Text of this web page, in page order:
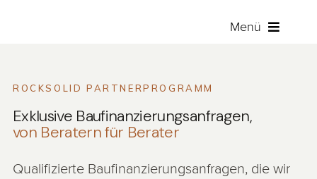
Menü
ROCKSOLID PARTNERPROGRAMM
Exklusive Baufinanzierungsanfragen,
von Beratern für Berater
Qualifizierte Baufinanzierungsanfragen, die wir